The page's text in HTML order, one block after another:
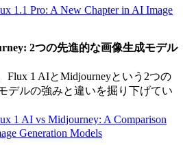
1.1 Pro: A New Chapter in AI Image
2つの先進的な画像生成モデル
Flux 1 AIとMidjourneyという2つの
デルの強みと違いを掘り下げてい
1 AI vs Midjourney: A Comparison
Generation Models